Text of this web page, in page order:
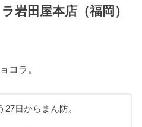
岩田屋本店（福岡）
コラ。
27日からまん防。